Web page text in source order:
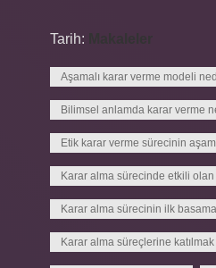
Tarih:
Aşamalı karar verme modeli
Bilimsel anlamda karar verme
Etik karar verme sürecinin
Karar alma sürecinde etkili
Karar alma sürecinin ilk
Karar alma süreçlerine